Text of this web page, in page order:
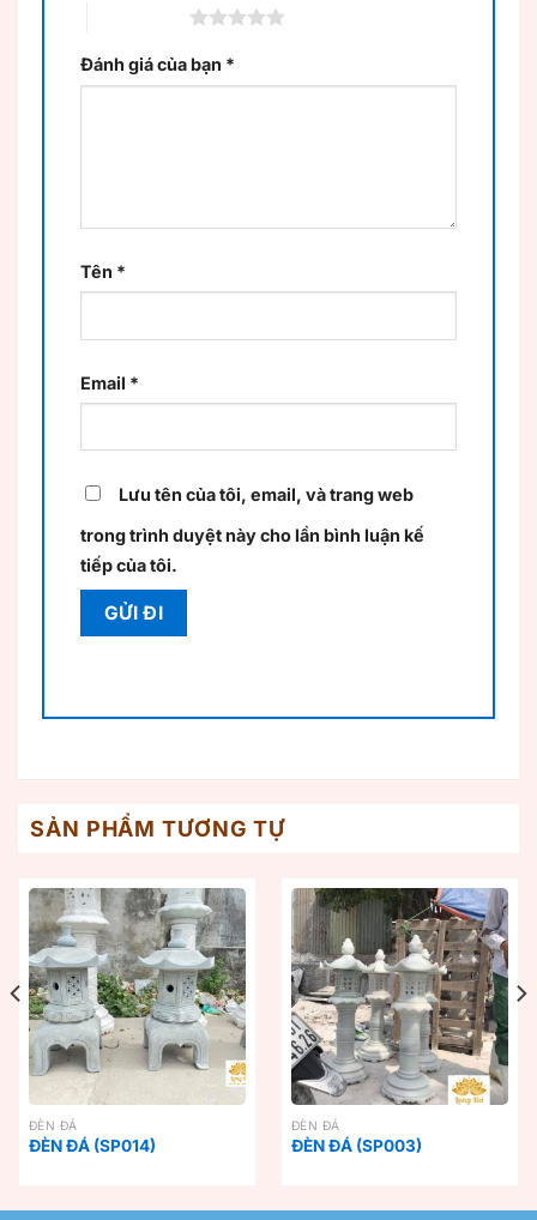
Đánh giá của bạn *
Tên *
Email *
Lưu tên của tôi, email, và trang web
trong trình duyệt này cho lần bình luận kế
tiếp của tôi.
SẢN PHẨM TƯƠNG TỰ
ĐÈN ĐÁ
ĐÈN ĐÁ (SP014)
ĐÈN ĐÁ
ĐÈN ĐÁ (SP003)